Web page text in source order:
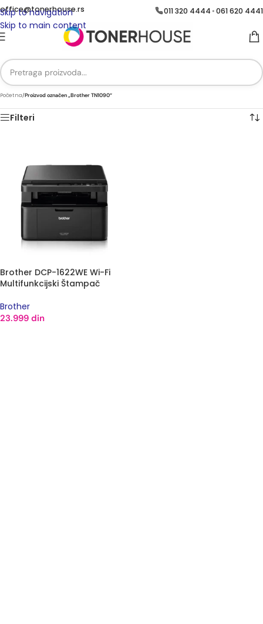
Skip to navigation
Skip to main content
office@tonerhouse.rs 011 320 4444 •061 620 4441
Početna/Proizvod označen „Brother TN1090“
Filteri
Brother DCP-1622WE Wi-Fi
Multifunkcijski Štampač
Brother
23.999 din